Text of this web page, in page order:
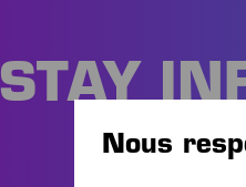
STAY
Nous